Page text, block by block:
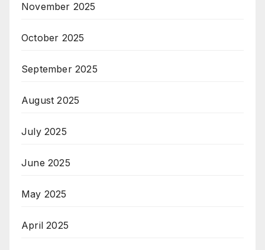
November 2025
October 2025
September 2025
August 2025
July 2025
June 2025
May 2025
April 2025